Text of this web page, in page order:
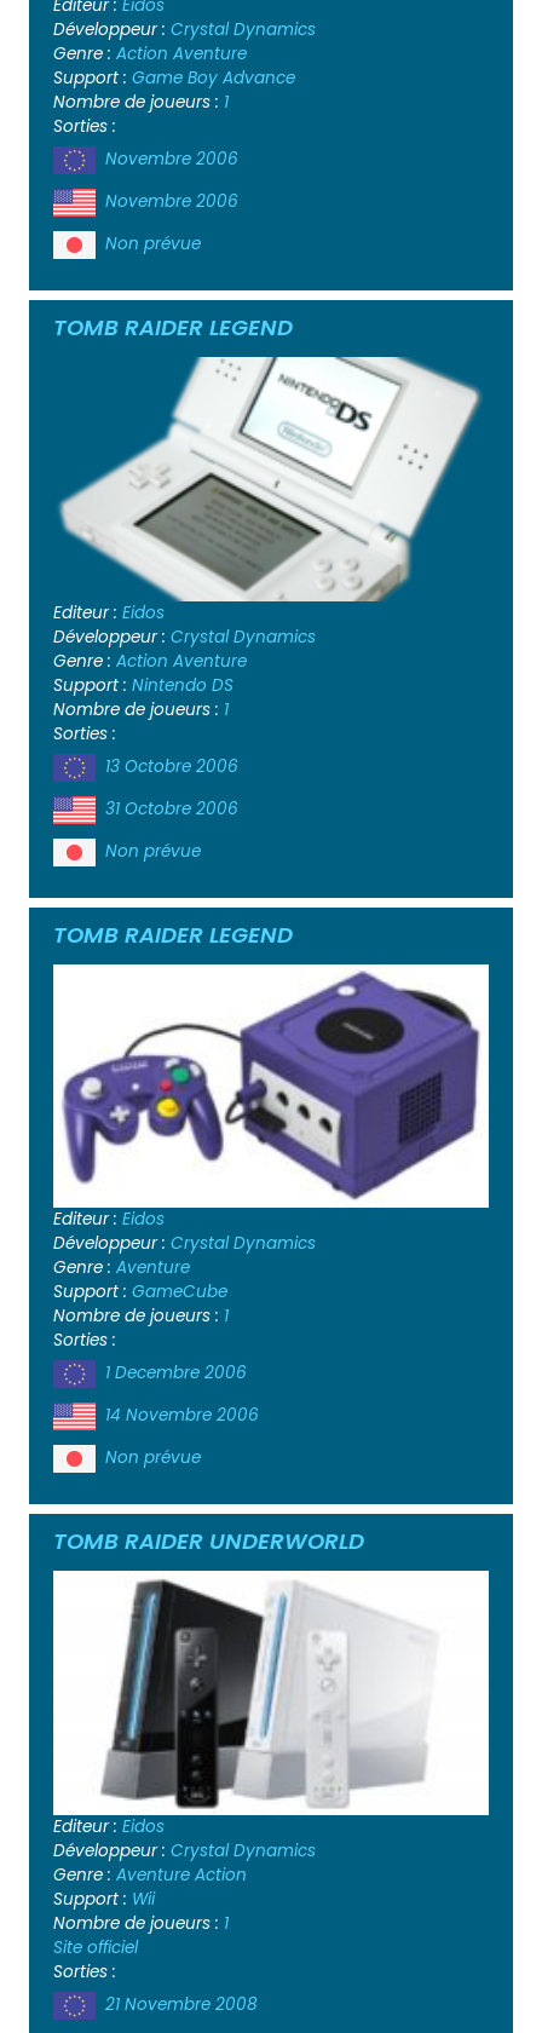
Editeur : Eidos
Développeur : Crystal Dynamics
Genre : Action Aventure
Support : Game Boy Advance
Nombre de joueurs : 1
Sorties :
Novembre 2006
Novembre 2006
Non prévue
TOMB RAIDER LEGEND
Editeur : Eidos
Développeur : Crystal Dynamics
Genre : Action Aventure
Support : Nintendo DS
Nombre de joueurs : 1
Sorties :
13 Octobre 2006
31 Octobre 2006
Non prévue
TOMB RAIDER LEGEND
Editeur : Eidos
Développeur : Crystal Dynamics
Genre : Aventure
Support : GameCube
Nombre de joueurs : 1
Sorties :
1 Decembre 2006
14 Novembre 2006
Non prévue
TOMB RAIDER UNDERWORLD
Editeur : Eidos
Développeur : Crystal Dynamics
Genre : Aventure Action
Support : Wii
Nombre de joueurs : 1
Site officiel
Sorties :
21 Novembre 2008